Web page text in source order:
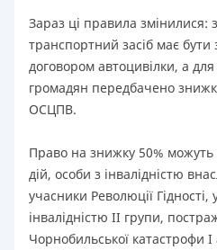
Зараз ці правила змінилися:
транспортний засіб має
договором автоцивілки, а
громадян передбачено
ОСЦПВ.
Право на знижку 50%
дій, особи з інвалідністю
учасники Революції
інвалідністю II групи,
Чорнобильської катастрофи I